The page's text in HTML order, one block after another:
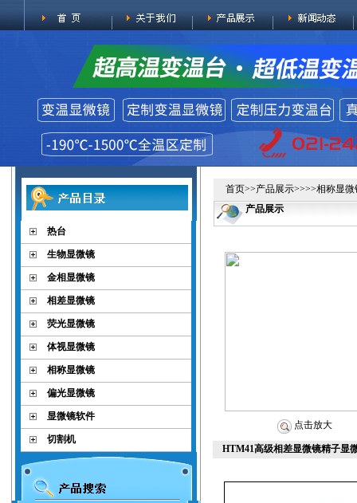
热台
生物显微镜
金相显微镜
相差显微镜
荧光显微镜
体视显微镜
相称显微镜
偏光显微镜
显微镜软件
切割机
首页>>产品展示>>>>相称显微
产品展示
点击放大
HTM41高级相差显微镜精子显